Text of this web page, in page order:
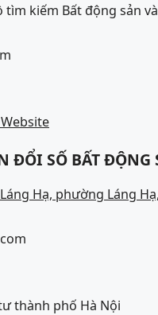
kiếm Bất động sản
ĐỔI SỐ BẤT ĐỘNG
Hạ, phường Láng
thành phố Hà Nội